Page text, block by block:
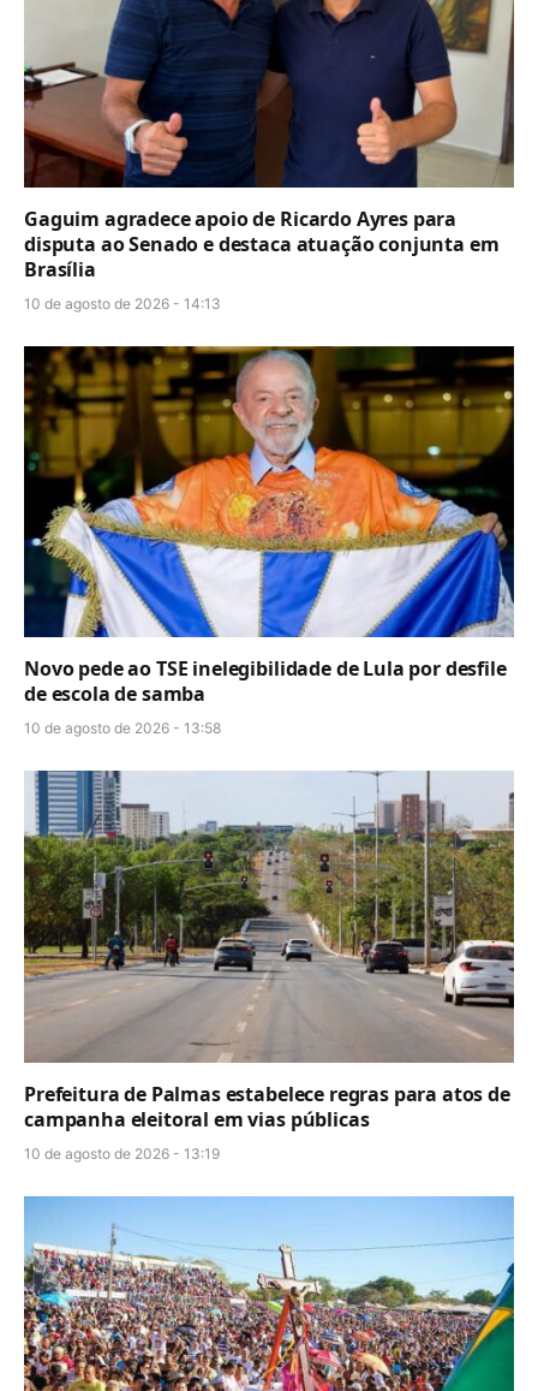
Gaguim agradece apoio de Ricardo Ayres para
disputa ao Senado e destaca atuação conjunta em
Brasília
10 de agosto de 2026 - 14:13
Novo pede ao TSE inelegibilidade de Lula por desfile
de escola de samba
10 de agosto de 2026 - 13:58
Prefeitura de Palmas estabelece regras para atos de
campanha eleitoral em vias públicas
10 de agosto de 2026 - 13:19